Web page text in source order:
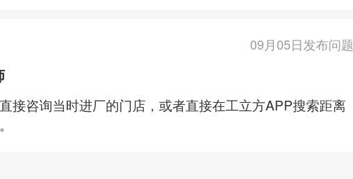
09月05日发布问题
接咨询当时进厂的门店，或者直接在工立方APP搜索距离